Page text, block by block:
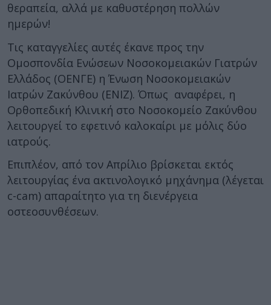
θεραπεία, αλλά με καθυστέρηση πολλών
ημερών!
Τις καταγγελίες αυτές έκανε προς την
Ομοσπονδία Ενώσεων Νοσοκομειακών Γιατρών
Ελλάδος (ΟΕΝΓΕ) η Ένωση Νοσοκομειακών
Ιατρών Ζακύνθου (ΕΝΙΖ). Όπως αναφέρει, η
Ορθοπεδική Κλινική στο Νοσοκομείο Ζακύνθου
λειτουργεί το εφετινό καλοκαίρι με μόλις δύο
ιατρούς.
Επιπλέον, από τον Απρίλιο βρίσκεται εκτός
λειτουργίας ένα ακτινολογικό μηχάνημα (λέγεται
c-cam) απαραίτητο για τη διενέργεια
οστεοσυνθέσεων.